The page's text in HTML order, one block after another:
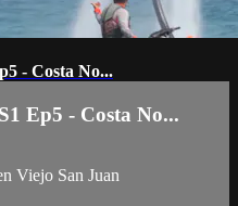
- Costa No...
Ep5 - Costa No...
Viejo San Juan